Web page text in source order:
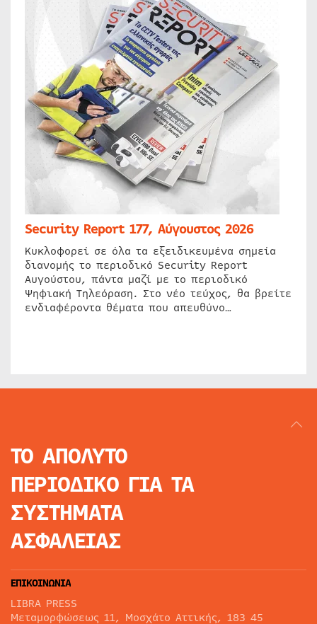
Security Report 177, Αύγουστος 2026
Κυκλοφορεί σε όλα τα εξειδικευμένα σημεία
διανομής το περιοδικό Security Report
Αυγούστου, πάντα μαζί με το περιοδικό
Ψηφιακή Τηλεόραση. Στο νέο τεύχος, θα βρείτε
ενδιαφέροντα θέματα που απευθύνο…
ΤΟ ΑΠΟΛΥΤΟ
ΠΕΡΙΟΔΙΚΟ ΓΙΑ ΤΑ
ΣΥΣΤΗΜΑΤΑ
ΑΣΦΑΛΕΙΑΣ
ΕΠΙΚΟΙΝΩΝΙΑ
LIBRA PRESS
Μεταμορφώσεως 11, Μοσχάτο Αττικής, 183 45